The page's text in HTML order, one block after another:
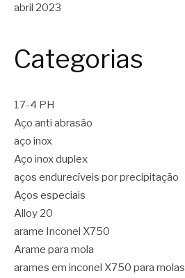
abril 2023
Categorias
17-4 PH
Aço anti abrasão
aço inox
Aço inox duplex
aços endurecíveis por precipitação
Aços especiais
Alloy 20
arame Inconel X750
Arame para mola
arames em inconel X750 para molas